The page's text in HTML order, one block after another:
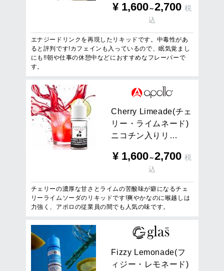
¥ 1,600～2,700税
込
エナジードリンクを再現したリキッドです。中毒性があ
ると評判です!カフェインも入っているので、眠気覚まし
にも!!朝や仕事の休憩中などにおすすめなフレーバーで
す。
C herry Limeade(チ ェ
リ ー ・ ラ イ ム ネー ド)
ニ コ チン 入 り リ …
¥ 1,600～2,700税
込
チェリーの濃厚な甘さとライムの苦酸味が癖になるチェ
リーライムソーダのリキッドです!爽やかなのに喉越しは
力強く、アポロの従業員の間でも人気の味です。
Fizzy Lemonade(フ
ィ ジー ・ レモネー ド)